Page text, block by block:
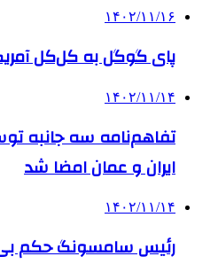
۱۴۰۲/۱۱/۱۶
پای گوگل به کل‌کل
۱۴۰۲/۱۱/۱۴
تفاهم‌نامه سه جانبه
ایران و عمان امضا شد
۱۴۰۲/۱۱/۱۴
رئیس سامسونگ حکم